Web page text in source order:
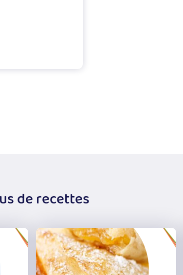
de recettes